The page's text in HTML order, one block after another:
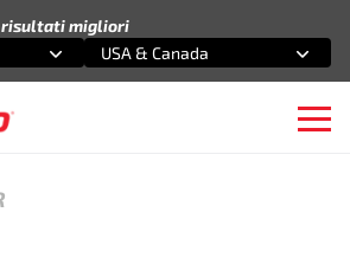
migliori
USA & Canada